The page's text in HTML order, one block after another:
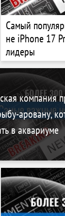
Самый
не iPhone 17
лидеры
компания
аровану,
в аквариуме